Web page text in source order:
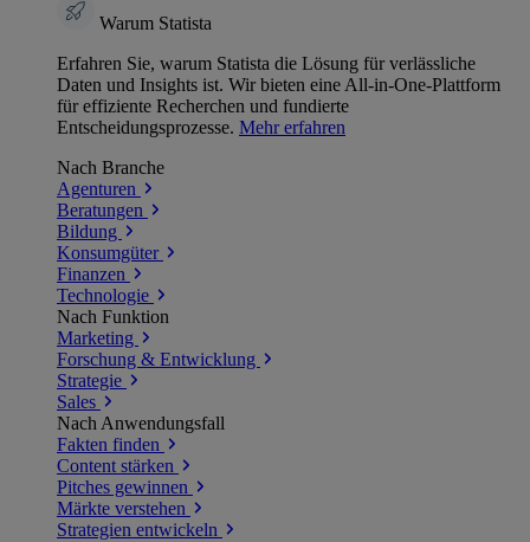
Warum Statista
Erfahren Sie, warum Statista die Lösung für verlässliche
Daten und Insights ist. Wir bieten eine All-in-One-Plattform
für effiziente Recherchen und fundierte
Entscheidungsprozesse. Mehr erfahren
Nach Branche
Agenturen
Beratungen
Bildung
Konsumgüter
Finanzen
Technologie
Nach Funktion
Marketing
Forschung & Entwicklung
Strategie
Sales
Nach Anwendungsfall
Fakten finden
Content stärken
Pitches gewinnen
Märkte verstehen
Strategien entwickeln